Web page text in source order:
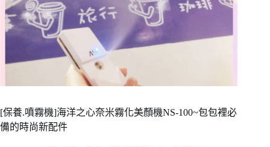
[保養.噴霧機]海洋之心奈米霧化美顏機NS-100~包包裡必
備的時尚新配件